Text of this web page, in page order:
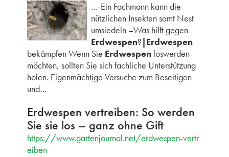
…-Ein Fachmann kann die
nützlichen Insekten samt Nest
umsiedeln –Was hilft gegen
Erdwespen?|Erdwespen
bekämpfen Wenn Sie Erdwespenloswerden
möchten, sollten Sie sich fachliche Unterstützung
holen. Eigenmächtige Versuche zum Beseitigen
und…
Erdwespen vertreiben: So werden
Sie sie los – ganz ohne Gift
https://www.gartenjournal.net/erdwespen-vertr
eiben